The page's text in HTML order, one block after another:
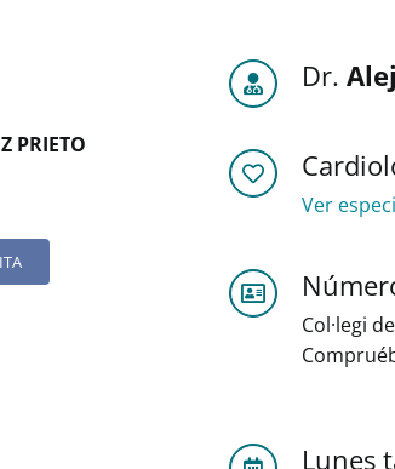
PRIETO
Dr.
Ver
Col·legi
Lunes